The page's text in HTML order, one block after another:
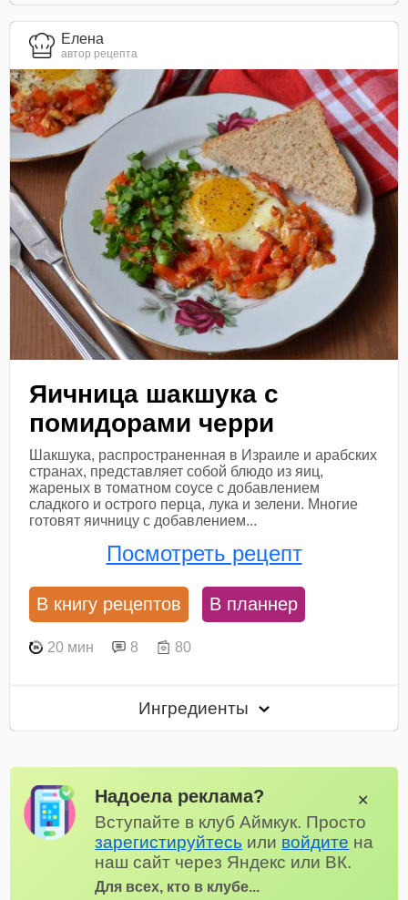
Елена
автор рецепта
Яичница шакшука с
помидорами черри
Шакшука, распространенная в Израиле и арабских
странах, представляет собой блюдо из яиц,
жареных в томатном соусе с добавлением
сладкого и острого перца, лука и зелени. Многие
готовят яичницу с добавлением...
Посмотреть рецепт
В книгу рецептов В планнер
20 мин 8 80
Ингредиенты
Надоела реклама?
Вступайте в клуб Аймкук. Просто
зарегистируйтесь или войдите на
наш сайт через Яндекс или ВК.
Для всех, кто в клубе...
✕